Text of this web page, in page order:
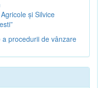
și Silvice
procedurii de vânzare